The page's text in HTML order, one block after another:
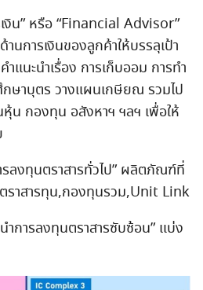
งิน” หรือ “Financial Advisor”
นการเงินของลูกค้าให้บรรลุเป้า
แนะนำเรื่อง การเก็บออม การทำ
ษาบุตร วางแผนเกษียณ รวมไป
หุ้น กองทุน อสังหาฯ ฯลฯ เพื่อให้
ลงทุนตราสารทั่วไป” ผลิตภัณฑ์ที่
ราสารทุน,กองทุนรวม,Unit Link
การลงทุนตราสารซับซ้อน” แบ่ง